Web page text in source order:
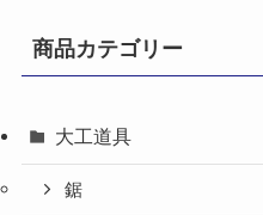
商品カテゴリー
大工道具
鋸